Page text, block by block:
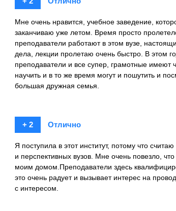
Мне очень нравится, учебное заведение,
заканчиваю уже летом. Время просто
преподаватели работают в этом вузе,
дела, лекции пролетаю очень быстро. В этом
преподаватели и все супер, грамотные имеют
научить и в то же время могут и пошутить и
большая дружная семья.
+ 2 Отлично
Я поступила в этот институт, потому что
и перспективных вузов. Мне очень повезло,
моим домом.Преподаватели здесь
это очень радует и вызывает интерес на
с интересом.